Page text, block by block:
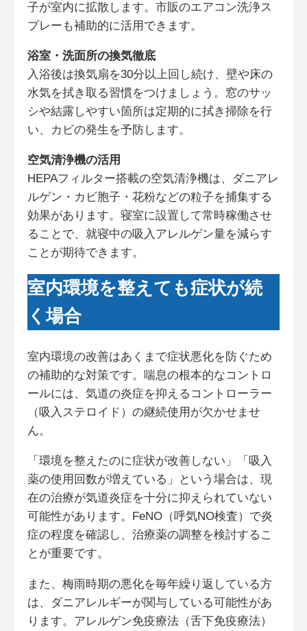
子が室内に拡散します。市販のエアコン洗浄ス
プレーも補助的に活用できます。
浴室・洗面所の換気徹底
入浴後は換気扇を30分以上回し続け、壁や床の
水気を拭き取る習慣をつけましょう。窓のサッ
シや結露しやすい箇所は定期的に拭き掃除を行
い、カビの発生を予防します。
空気清浄機の活用
HEPAフィルター搭載の空気清浄機は、ダニアレ
ルゲン・カビ胞子・花粉などの粒子を捕集する
効果があります。寝室に設置して常時稼働させ
ることで、就寝中の吸入アレルゲン量を減らす
ことが期待できます。
室内環境を整えても症状が続
く場合
室内環境の改善はあくまで症状悪化を防ぐため
の補助的な対策です。喘息の根本的なコントロ
ールには、気道の炎症を抑えるコントローラー
（吸入ステロイド）の継続使用が欠かせませ
ん。
「環境を整えたのに症状が改善しない」「吸入
薬の使用回数が増えている」という場合は、現
在の治療が気道炎症を十分に抑えられていない
可能性があります。FeNO（呼気NO検査）で炎
症の程度を確認し、治療薬の調整を検討するこ
とが重要です。
また、梅雨時期の悪化を毎年繰り返している方
は、ダニアレルギーが関与している可能性があ
ります。アレルゲン免疫療法（舌下免疫療法）